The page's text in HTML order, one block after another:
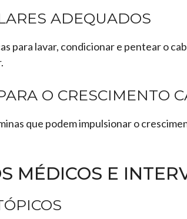
ADEQUADOS
para lavar, condicionar e pentear o
O CRESCIMENTO
que podem impulsionar o
MÉDICOS E